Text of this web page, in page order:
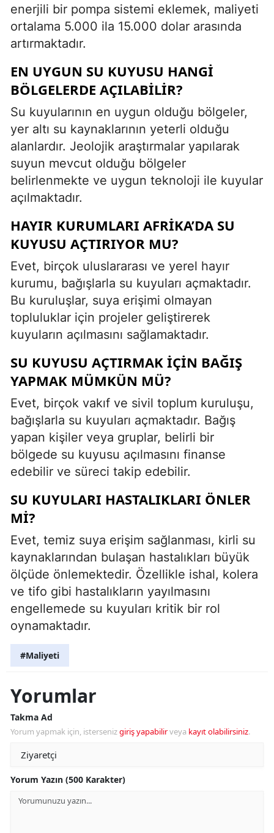
enerjili bir pompa sistemi eklemek, maliyeti
ortalama 5.000 ila 15.000 dolar arasında
artırmaktadır.
EN UYGUN SU KUYUSU HANGI
BÖLGELERDE AÇILABILIR?
Su kuyularının en uygun olduğu bölgeler,
yer altı su kaynaklarının yeterli olduğu
alanlardır. Jeolojik araştırmalar yapılarak
suyun mevcut olduğu bölgeler
belirlenmekte ve uygun teknoloji ile kuyular
açılmaktadır.
HAYIR KURUMLARI AFRIKA’DA SU
KUYUSU AÇTIRIYOR MU?
Evet, birçok uluslararası ve yerel hayır
kurumu, bağışlarla su kuyuları açmaktadır.
Bu kuruluşlar, suya erişimi olmayan
topluluklar için projeler geliştirerek
kuyuların açılmasını sağlamaktadır.
SU KUYUSU AÇTIRMAK IÇIN BAĞIŞ
YAPMAK MÜMKÜN MÜ?
Evet, birçok vakıf ve sivil toplum kuruluşu,
bağışlarla su kuyuları açmaktadır. Bağış
yapan kişiler veya gruplar, belirli bir
bölgede su kuyusu açılmasını finanse
edebilir ve süreci takip edebilir.
SU KUYULARI HASTALIKLARI ÖNLER
MI?
Evet, temiz suya erişim sağlanması, kirli su
kaynaklarından bulaşan hastalıkları büyük
ölçüde önlemektedir. Özellikle ishal, kolera
ve tifo gibi hastalıkların yayılmasını
engellemede su kuyuları kritik bir rol
oynamaktadır.
#Maliyeti
Yorumlar
Takma Ad
Yorum yapmak için, istersenizgiriş yapabilirveya kayıt olabilirsiniz.
Yorum Yazın (500 Karakter)